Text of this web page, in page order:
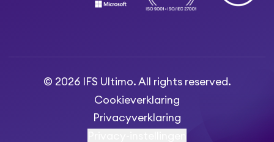
© 2026 IFS Ultimo. All rights reserved.
Cookieverklaring
Privacyverklaring